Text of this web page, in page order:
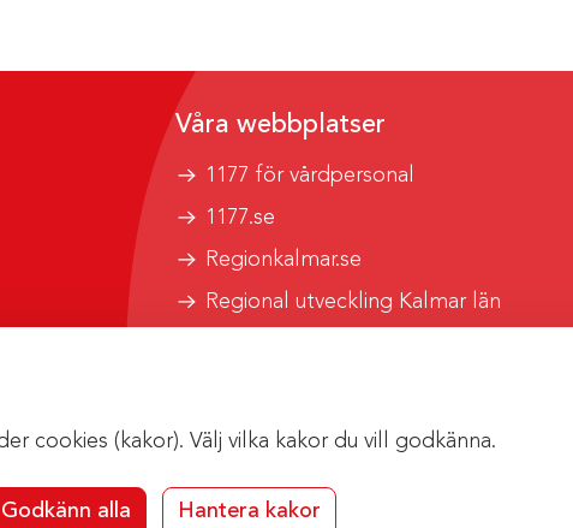
cookies (kakor). Välj vilka kakor du vill godkänna.
Godkänn alla Hantera kakor
Våra webbplatser
1177 för vårdpersonal
1177.se
Regionkalmar.se
Regional utveckling Kalmar län